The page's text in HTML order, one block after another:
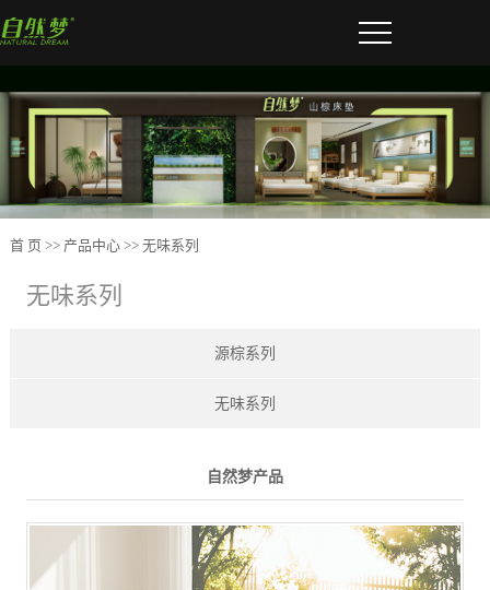
首 页 >> 产品中心>> 无味系列
无味系列
源棕系列
无味系列
自然梦产品